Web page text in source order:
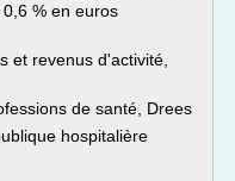
% en euros
et revenus d'activité,
de santé, Drees
hospitalière